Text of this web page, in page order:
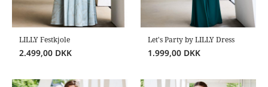
LILLY Festkjole
2.499,00 DKK
Let's Party by LILLY Dress
1.999,00 DKK